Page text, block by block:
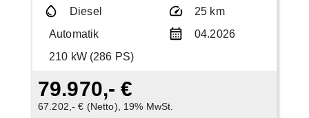
Diesel
25 km
Automatik
04.2026
210 kW (286 PS)
79.970,- €
67.202,- € (Netto), 19% MwSt.